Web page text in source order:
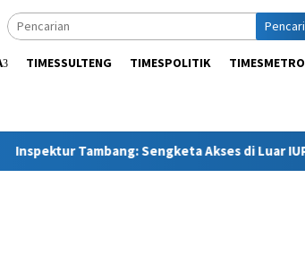
TIMESSULTENG TIMESPOLITIK TIMESMETRO
Tambang: Sengketa Akses di Luar IUP PT